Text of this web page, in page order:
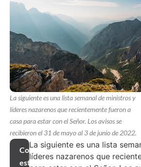
La siguiente es una lista semanal de ministros y
líderes nazarenos que recientemente fueron a
casa para estar con el Señor. Los avisos se
recibieron el 31 de mayo al 3 de junio de 2022.
Compartir
este
La siguiente es una lista
líderes nazarenos que